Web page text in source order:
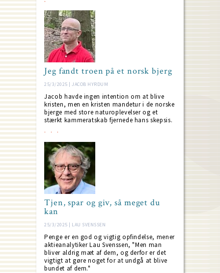
Jeg fandt troen på et norsk bjerg
25/3/2025 | JACOB HYRDUM
Jacob havde ingen intention om at blive
kristen, men en kristen mandetur i de norske
bjerge med store naturoplevelser og et
stærkt kammeratskab fjernede hans skepsis.
Tjen, spar og giv, så meget du
kan
25/3/2025 | LAU SVENSSEN
Penge er en god og vigtig opfindelse, mener
aktieanalytiker Lau Svenssen, "Men man
bliver aldrig mæt af dem, og derfor er det
vigtigt at gøre noget for at undgå at blive
bundet af dem."